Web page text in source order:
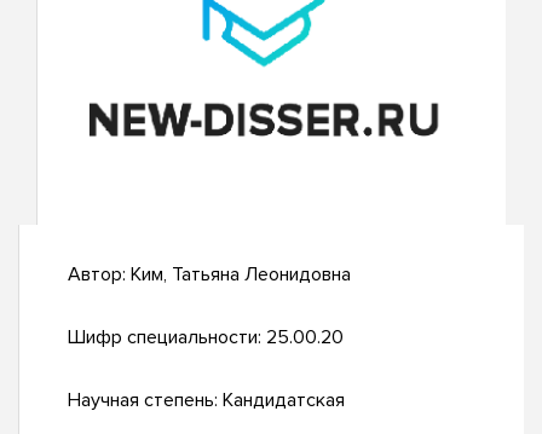
Автор: Ким, Татьяна Леонидовна
Шифр специальности: 25.00.20
Научная степень: Кандидатская